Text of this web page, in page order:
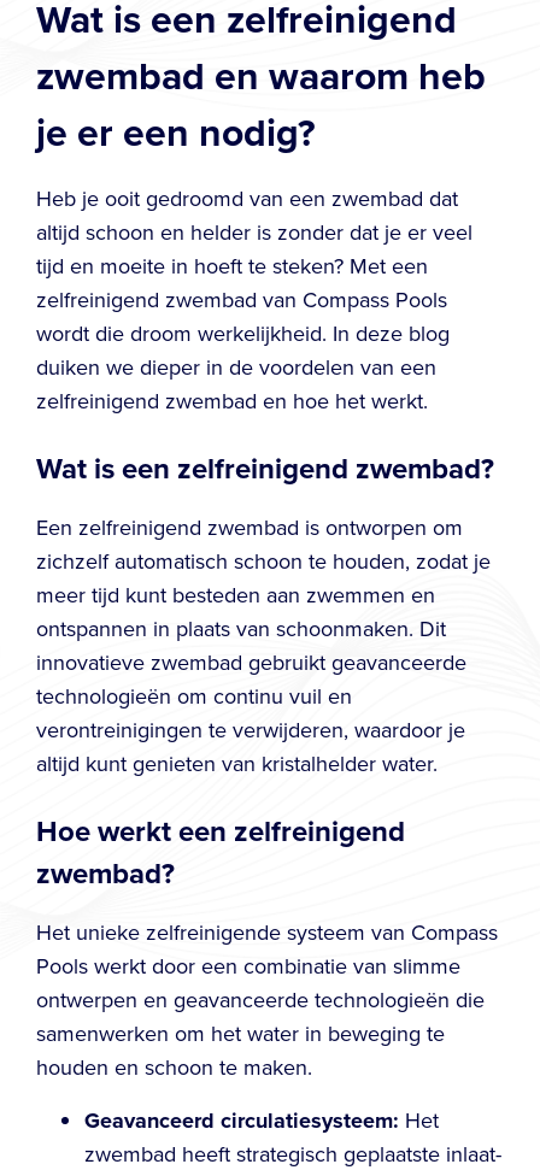
Wat is een zelfreinigend
zwembad en waarom heb
je er een nodig?
Heb je ooit gedroomd van een zwembad dat
altijd schoon en helder is zonder dat je er veel
tijd en moeite in hoeft te steken? Met een
zelfreinigend zwembad van Compass Pools
wordt die droom werkelijkheid. In deze blog
duiken we dieper in de voordelen van een
zelfreinigend zwembad en hoe het werkt.
Wat is een zelfreinigend zwembad?
Een zelfreinigend zwembad is ontworpen om
zichzelf automatisch schoon te houden, zodat je
meer tijd kunt besteden aan zwemmen en
ontspannen in plaats van schoonmaken. Dit
innovatieve zwembad gebruikt geavanceerde
technologieën om continu vuil en
verontreinigingen te verwijderen, waardoor je
altijd kunt genieten van kristalhelder water.
Hoe werkt een zelfreinigend
zwembad?
Het unieke zelfreinigende systeem van Compass
Pools werkt door een combinatie van slimme
ontwerpen en geavanceerde technologieën die
samenwerken om het water in beweging te
houden en schoon te maken.
Geavanceerd circulatiesysteem: Het
zwembad heeft strategisch geplaatste inlaat-